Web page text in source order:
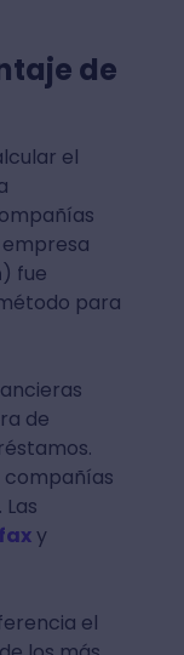
de
el
) fue
para
de
compañías
y
el